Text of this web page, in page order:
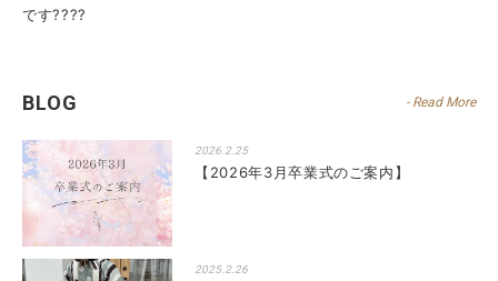
です????
BLOG - Read More
2026.2.25
【2026年3月卒業式のご案内】
2025.2.26